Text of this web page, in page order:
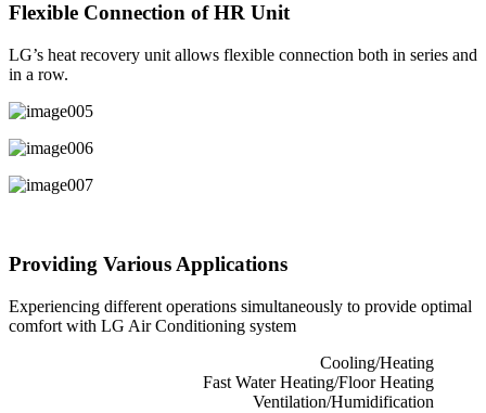
Flexible Connection of HR Unit
LG’s heat recovery unit allows flexible connection both in series and
in a row.
Providing Various Applications
Experiencing different operations simultaneously to provide optimal
comfort with LG Air Conditioning system
Cooling/Heating
Fast Water Heating/Floor Heating
Ventilation/Humidification